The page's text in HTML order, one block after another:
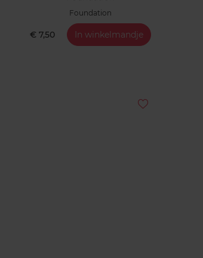
Foundation
€ 7,50 In winkelmandje